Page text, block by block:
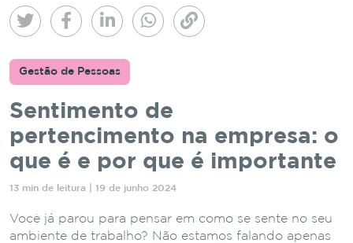
Gestão de Pessoas
Sentimento de
pertencimento na empresa: o
que é e por que é importante
13 min de leitura | 19 de junho 2024
Você já parou para pensar em como se sente no seu
ambiente de trabalho? Não estamos falando apenas